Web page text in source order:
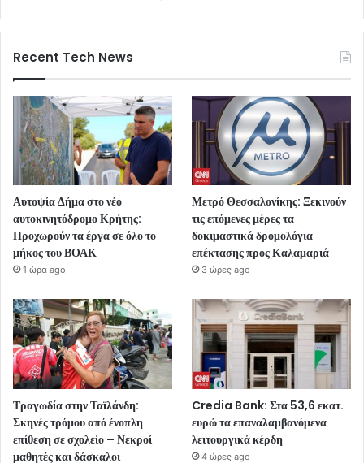
Recent Tech News
Αυτοψία Δήμα στο νέο
αυτοκινητόδρομο Κρήτης:
Προχωρούν τα έργα σε όλο το
μήκος του ΒΟΑΚ
1 ώρα ago
Μετρό Θεσσαλονίκης: Ξεκινούν
τις επόμενες μέρες τα
δοκιμαστικά δρομολόγια
επέκτασης προς Καλαμαριά
3 ώρες ago
Τραγωδία στην Ταϊλάνδη:
Σκηνές τρόμου από ένοπλη
επίθεση σε σχολείο – Νεκροί
μαθητές και δάσκαλοι
Credia Bank: Στα 53,6 εκατ.
ευρώ τα επαναλαμβανόμενα
λειτουργικά κέρδη
4 ώρες ago